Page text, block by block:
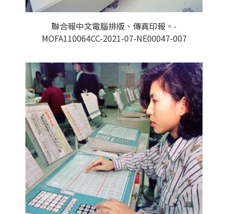
聯合報中文電腦排版、傳真印報。-
MOFA110064CC-2021-07-NE00047-007